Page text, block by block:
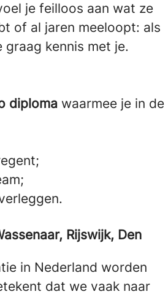
je feilloos aan wat ze
of al jaren meeloopt: als
kennis met je.
diploma waarmee je in de
Rijswijk, Den
in Nederland worden
dat we vaak naar